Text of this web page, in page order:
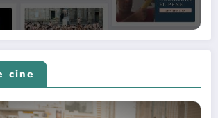
cine